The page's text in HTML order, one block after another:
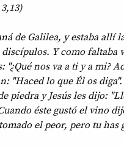
de Galilea, y estaba allí
discípulos. Y como
"¿Qué nos va a ti y a mi?
"Haced lo que Él os diga".
piedra y Jesús les dijo:
éste gustó el vino
el peor, pero tu has